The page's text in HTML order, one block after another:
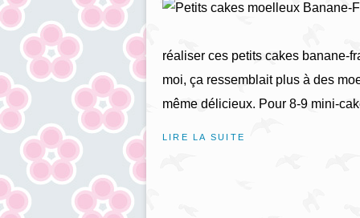
réaliser ces petits cakes banane-
moi, ça ressemblait plus à des
même délicieux. Pour 8-9 mini-
LIRE LA SUITE